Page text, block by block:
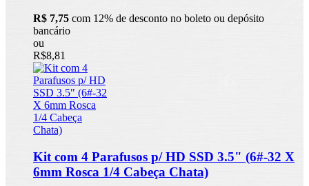
R$ 7,75 com 12% de desconto no boleto ou depósito
bancário
ou
R$8,81
Kit com 4 Parafusos p/ HD SSD 3.5" (6#-32 X
6mm Rosca 1/4 Cabeça Chata)